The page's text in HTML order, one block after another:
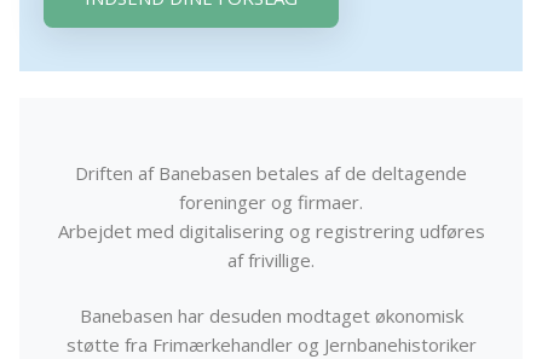
Driften af Banebasen betales af de deltagende
foreninger og firmaer.
Arbejdet med digitalisering og registrering udføres
af frivillige.
Banebasen har desuden modtaget økonomisk
støtte fra Frimærkehandler og Jernbanehistoriker